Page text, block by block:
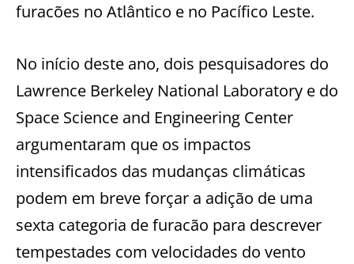
furacões no Atlântico e no Pacífico Leste.
No início deste ano, dois pesquisadores do
Lawrence Berkeley National Laboratory e do
Space Science and Engineering Center
argumentaram que os impactos
intensificados das mudanças climáticas
podem em breve forçar a adição de uma
sexta categoria de furacão para descrever
tempestades com velocidades do vento